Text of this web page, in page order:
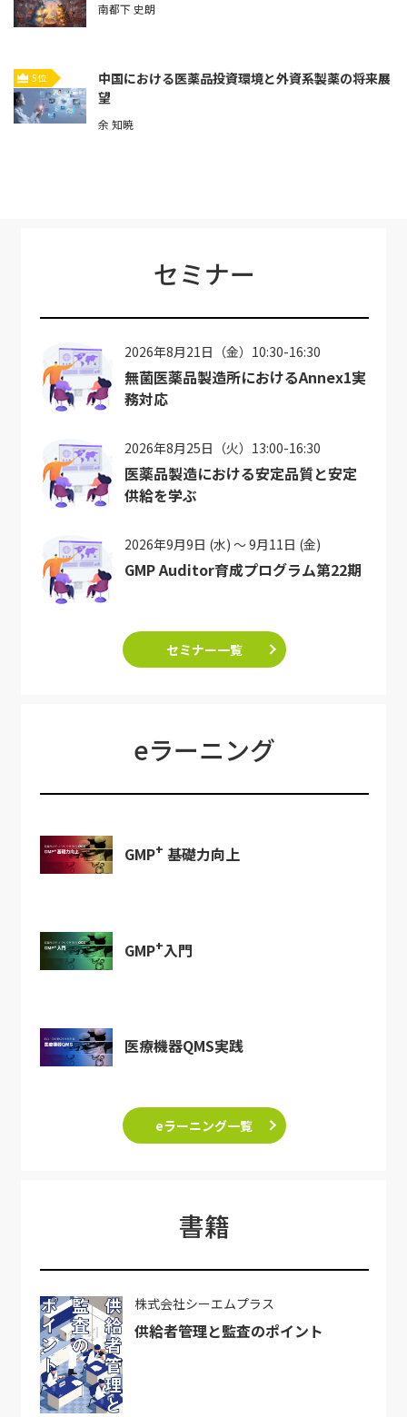
南都下 史朗
5位
中国における医薬品投資環境と外資系製薬の将来展
望
余 知暁
セミナー
2026年8月21日（金）10:30-16:30
無菌医薬品製造所におけるAnnex1実
務対応
2026年8月25日（火）13:00-16:30
医薬品製造における安定品質と安定
供給を学ぶ
2026年9月9日 (水) ～ 9月11日 (金)
GMP Auditor育成プログラム第22期
セミナー一覧
eラーニング
GMP+ 基礎力向上
GMP+入門
医療機器QMS実践
eラーニング一覧
書籍
株式会社シーエムプラス
供給者管理と監査のポイント